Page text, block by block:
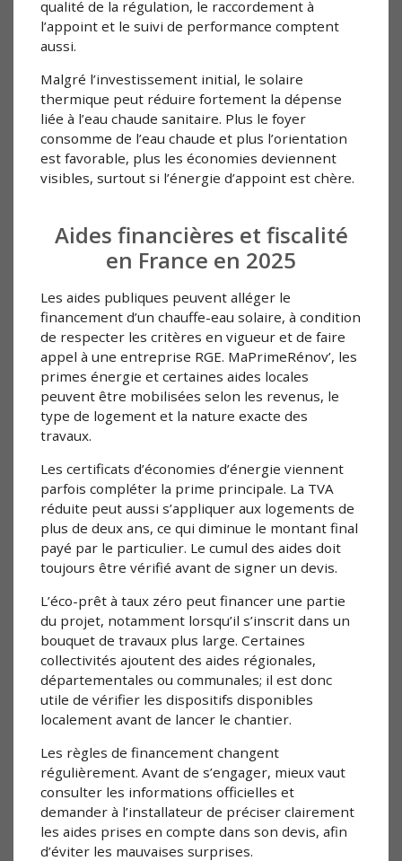
qualité de la régulation, le raccordement à
l’appoint et le suivi de performance comptent
aussi.
Malgré l’investissement initial, le solaire
thermique peut réduire fortement la dépense
liée à l’eau chaude sanitaire. Plus le foyer
consomme de l’eau chaude et plus l’orientation
est favorable, plus les économies deviennent
visibles, surtout si l’énergie d’appoint est chère.
Aides financières et fiscalité
en France en 2025
Les aides publiques peuvent alléger le
financement d’un chauffe-eau solaire, à condition
de respecter les critères en vigueur et de faire
appel à une entreprise RGE. MaPrimeRénov’, les
primes énergie et certaines aides locales
peuvent être mobilisées selon les revenus, le
type de logement et la nature exacte des
travaux.
Les certificats d’économies d’énergie viennent
parfois compléter la prime principale. La TVA
réduite peut aussi s’appliquer aux logements de
plus de deux ans, ce qui diminue le montant final
payé par le particulier. Le cumul des aides doit
toujours être vérifié avant de signer un devis.
L’éco-prêt à taux zéro peut financer une partie
du projet, notamment lorsqu’il s’inscrit dans un
bouquet de travaux plus large. Certaines
collectivités ajoutent des aides régionales,
départementales ou communales; il est donc
utile de vérifier les dispositifs disponibles
localement avant de lancer le chantier.
Les règles de financement changent
régulièrement. Avant de s’engager, mieux vaut
consulter les informations officielles et
demander à l’installateur de préciser clairement
les aides prises en compte dans son devis, afin
d’éviter les mauvaises surprises.